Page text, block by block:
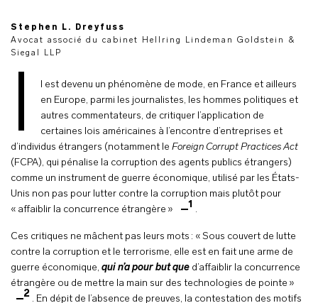
Stephen L. Dreyfuss
Avocat associé du cabinet Hellring Lindeman Goldstein &
Siegal LLP
I
l est devenu un phénomène de mode, en France et ailleurs
en Europe, parmi les journalistes, les hommes politiques et
autres commentateurs, de critiquer l’application de
certaines lois américaines à l’encontre d’entreprises et
d’individus étrangers (notamment le Foreign Corrupt Practices Act
(FCPA), qui pénalise la corruption des agents publics étrangers)
comme un instrument de guerre économique, utilisé par les États-
Unis non pas pour lutter contre la corruption mais plutôt pour
« affaiblir la concurrence étrangère »
1 .
Ces critiques ne mâchent pas leurs mots : « Sous couvert de lutte
contre la corruption et le terrorisme, elle est en fait une arme de
guerre économique, qui n’a pour but que d’affaiblir la concurrence
étrangère ou de mettre la main sur des technologies de pointe »
2 . En dépit de l’absence de preuves, la contestation des motifs